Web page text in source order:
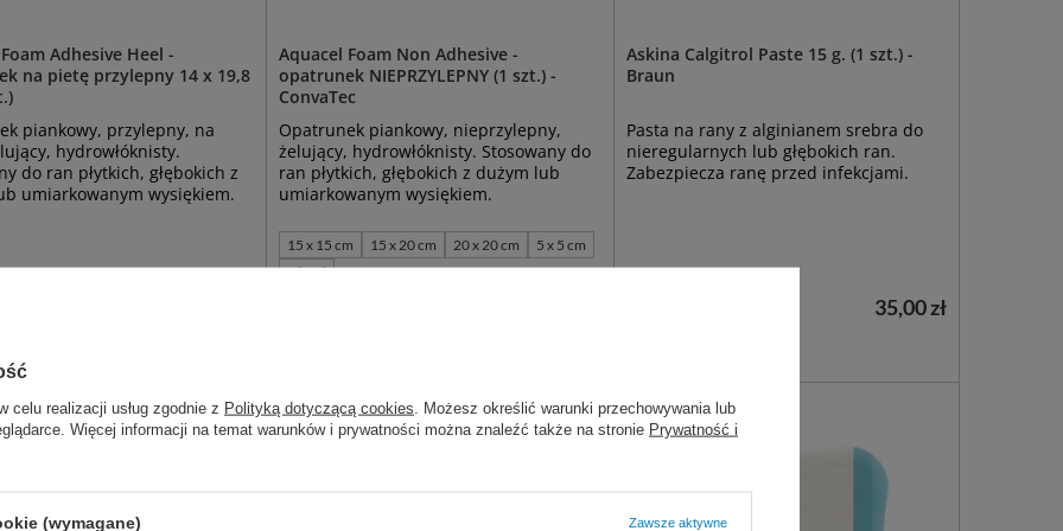
Adhesive Heel -
na pietę przylepny 14 x 19,8
piankowy, przylepny, na
hydrowłóknisty.
do ran płytkich, głębokich z
umiarkowanym wysiękiem.
Aquacel Foam Non Adhesive -
opatrunek NIEPRZYLEPNY (1 szt.) -
ConvaTec
Opatrunek piankowy, nieprzylepny,
żelujący, hydrowłóknisty. Stosowany do
ran płytkich, głębokich z dużym lub
umiarkowanym wysiękiem.
15 x 15 cm 15 x 20 cm 20 x 20 cm
5 x 5 cm
więcej
Askina Calgitrol Paste 15 g. (1 szt.) -
Braun
Pasta na rany z alginianem srebra do
nieregularnych lub głębokich ran.
Zabezpiecza ranę przed infekcjami.
35,00 zł
celu realizacji usług zgodnie z Polityką dotyczącą cookies . Możesz określić warunki przechowywania lub
Więcej informacji na temat warunków i prywatności można znaleźć także na stronie Prywatność i
(wymagane) Zawsze aktywne